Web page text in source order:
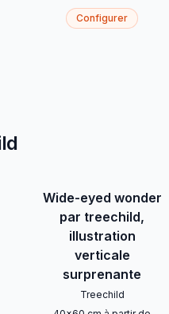
Configurer
Wide-eyed wonder
par treechild,
illustration
verticale
surprenante
Treechild